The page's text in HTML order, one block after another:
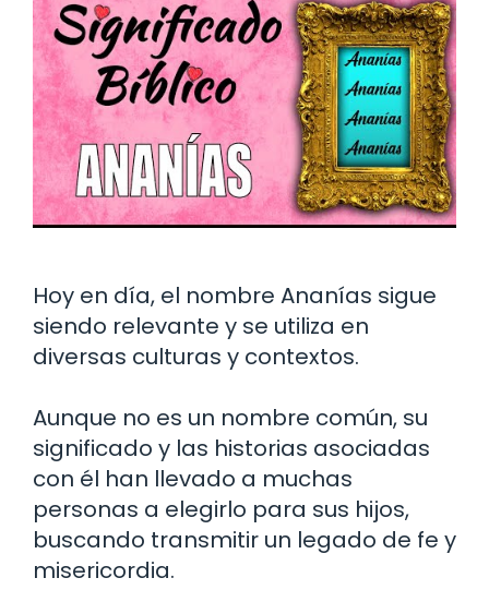
Hoy en día, el nombre Ananías sigue
siendo relevante y se utiliza en
diversas culturas y contextos.
Aunque no es un nombre común, su
significado y las historias asociadas
con él han llevado a muchas
personas a elegirlo para sus hijos,
buscando transmitir un legado de fe y
misericordia.